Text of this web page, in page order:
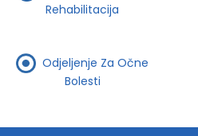
Rehabilitacija
Odjeljenje Za Očne
Bolesti